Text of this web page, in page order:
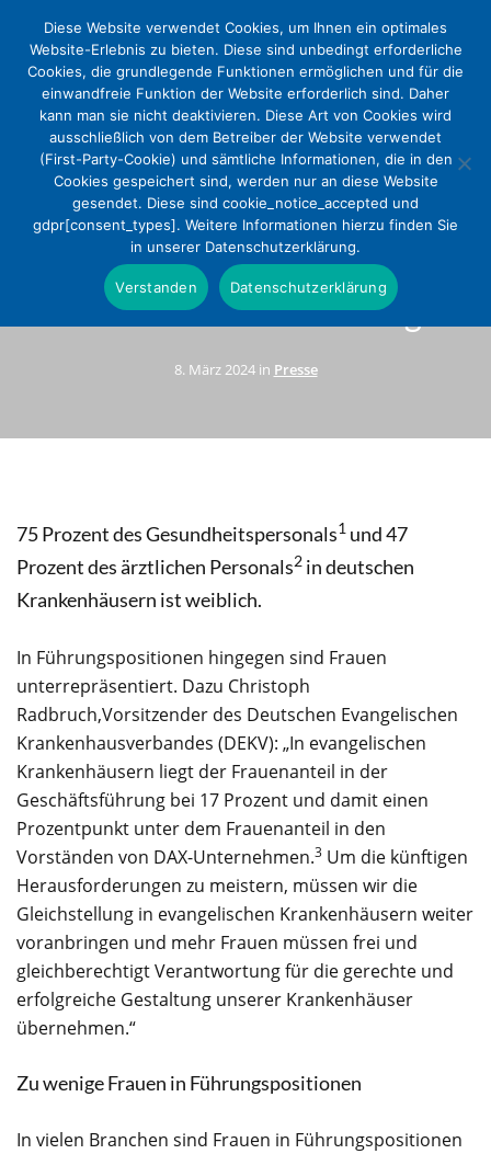
Weltfrauentag: 17 Prozent der
evangelischen Krankenhäuser
unter weiblicher Leitung
8. März 2024 in Presse
75 Prozent des Gesundheitspersonals1 und 47
Prozent des ärztlichen Personals2 in deutschen
Krankenhäusern ist weiblich.
In Führungspositionen hingegen sind Frauen
unterrepräsentiert. Dazu Christoph
Radbruch,Vorsitzender des Deutschen Evangelischen
Krankenhausverbandes (DEKV): „In evangelischen
Krankenhäusern liegt der Frauenanteil in der
Geschäftsführung bei 17 Prozent und damit einen
Prozentpunkt unter dem Frauenanteil in den
Vorständen von DAX-Unternehmen.3 Um die künftigen
Herausforderungen zu meistern, müssen wir die
Gleichstellung in evangelischen Krankenhäusern weiter
voranbringen und mehr Frauen müssen frei und
gleichberechtigt Verantwortung für die gerechte und
erfolgreiche Gestaltung unserer Krankenhäuser
übernehmen.“
Zu wenige Frauen in Führungspositionen
In vielen Branchen sind Frauen in Führungspositionen
Diese Website verwendet Cookies, um Ihnen ein optimales
Website-Erlebnis zu bieten. Diese sind unbedingt erforderliche
Cookies, die grundlegende Funktionen ermöglichen und für die
einwandfreie Funktion der Website erforderlich sind. Daher
kann man sie nicht deaktivieren. Diese Art von Cookies wird
ausschließlich von dem Betreiber der Website verwendet
(First-Party-Cookie) und sämtliche Informationen, die in den
Cookies gespeichert sind, werden nur an diese Website
gesendet. Diese sind cookie_notice_accepted und
gdpr[consent_types]. Weitere Informationen hierzu finden Sie
in unserer Datenschutzerklärung.
Verstanden Datenschutzerklärung